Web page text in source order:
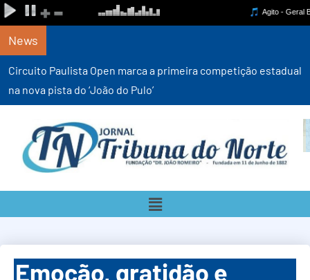
News
Circuito Paulista Open marca a primeira competição estadual
na nova pista do ‘João do Pulo’
Emoção, gratidão e